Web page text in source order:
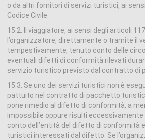
o da altri fornitori di servizi turistici, ai sensi
Codice Civile.
15.2. Il viaggiatore, ai sensi degli articoli
l’organizzatore, direttamente o tramite il
tempestivamente, tenuto conto delle
eventuali difetti di conformità rilevati
servizio turistico previsto dal contratto di
15.3. Se uno dei servizi turistici non è
pattuito nel contratto di pacchetto
pone rimedio al difetto di conformità, a
impossibile oppure risulti eccessivamente
conto dell’entità del difetto di conformità
turistici interessati dal difetto. Se